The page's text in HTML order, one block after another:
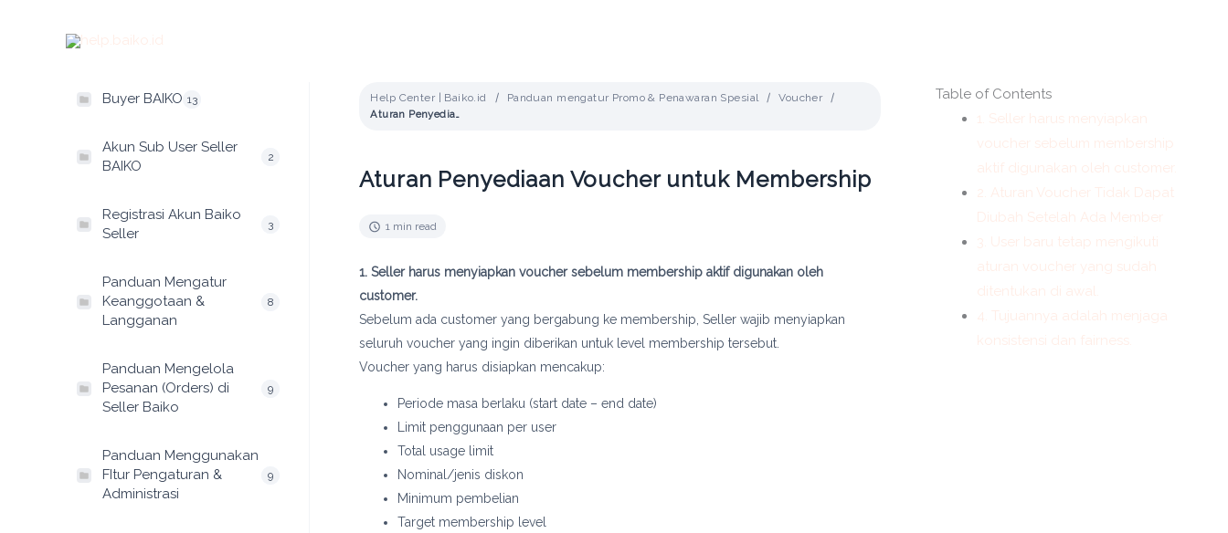
Buyer BAIKO 13
Akun Sub User Seller
BAIKO
2
Registrasi Akun Baiko
Seller
3
Panduan Mengatur
Keanggotaan &
Langganan
8
Panduan Mengelola
Pesanan (Orders) di
Seller Baiko
9
Panduan Menggunakan
FItur Pengaturan &
Administrasi
9
Help Center | Baiko.id Panduan mengatur Promo & Penawaran Spesial
Voucher
Aturan Penyediaan Voucher untuk Membership
Aturan Penyediaan Voucher untuk Membership
1 min read
1. Seller harus menyiapkan voucher sebelum membership aktif digunakan oleh
customer.
Sebelum ada customer yang bergabung ke membership, Seller wajib menyiapkan
seluruh voucher yang ingin diberikan untuk level membership tersebut.
Voucher yang harus disiapkan mencakup:
Periode masa berlaku (start date – end date)
Limit penggunaan per user
Total usage limit
Nominal/jenis diskon
Minimum pembelian
Target membership level
Table of Contents
1. Seller harus menyiapkan
voucher sebelum membership
aktif digunakan oleh customer.
2. Aturan Voucher Tidak Dapat
Diubah Setelah Ada Member
3. User baru tetap mengikuti
aturan voucher yang sudah
ditentukan di awal.
4. Tujuannya adalah menjaga
konsistensi dan fairness.